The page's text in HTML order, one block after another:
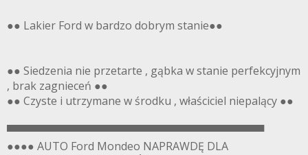
●● Lakier Ford w bardzo dobrym stanie●●
●● Siedzenia nie przetarte , gąbka w stanie perfekcyjnym
, brak zagnieceń ●●
●● Czyste i utrzymane w środku , właściciel niepalący ●●
▀▀▀▀▀▀▀▀▀▀▀▀▀▀▀▀▀▀▀▀▀▀▀▀▀▀▀▀▀▀▀▀▀▀
●●●● AUTO Ford Mondeo NAPRAWDĘ DLA